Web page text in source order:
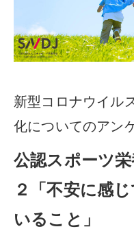
新型コロナウイル
化についてのアン
公認スポーツ
２「不安に感
いること」